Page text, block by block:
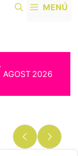
MENÚ
AGOST 2026